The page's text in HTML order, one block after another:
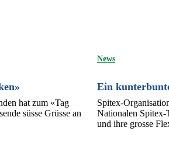
hat zum «Tag
süsse Grüsse an
News
Ein
Spitex-
Nationalen Spitex-
und ihre grosse